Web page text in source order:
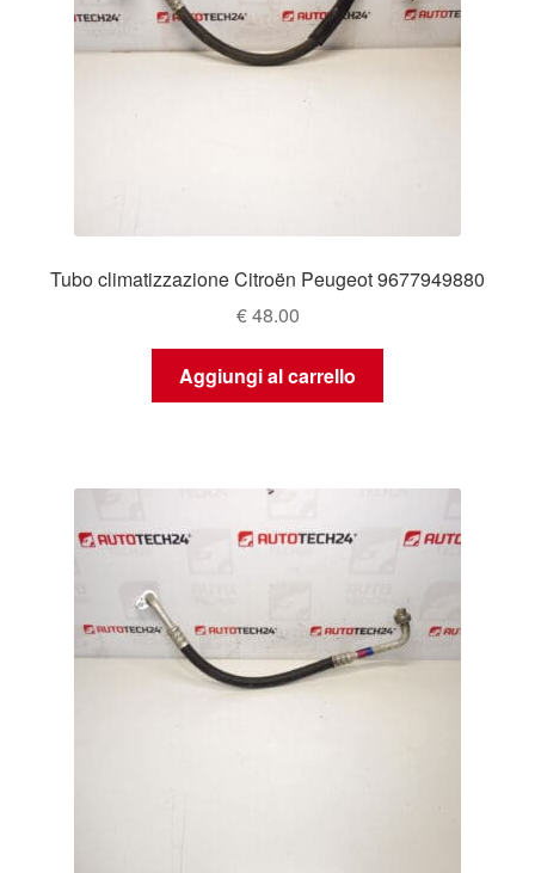
Tubo climatizzazione Citroën Peugeot 9677949880
€48.00
Aggiungi al carrello